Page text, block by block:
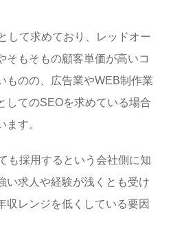
して求めており、レッドオー
そもそもの顧客単価が高いコ
ものの、広告業やWEB制作業
してのSEOを求めている場合
す。
も採用するという会社側に知
い求人や経験が浅くとも受け
収レンジを低くしている要因